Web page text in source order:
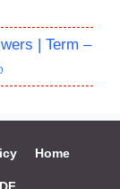
| Term –
Home